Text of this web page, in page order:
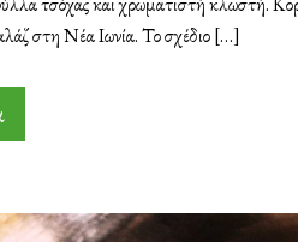
στη Νέα Ιωνία. Το σχέδιο […]